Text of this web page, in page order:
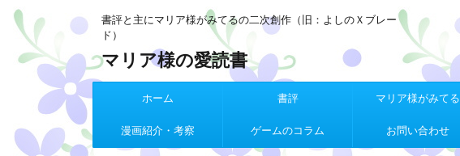
書評と主にマリア様がみてるの二次創作（旧：よしのＸブレー
ド）
マリア様の愛読書
ホーム 書評 マリア様がみてる
漫画紹介・考察 ゲームのコラム お問い合わせ